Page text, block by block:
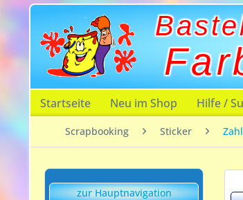
Startseite Neu im Shop Hilfe /
Scrapbooking Sticker
zur Hauptnavigation